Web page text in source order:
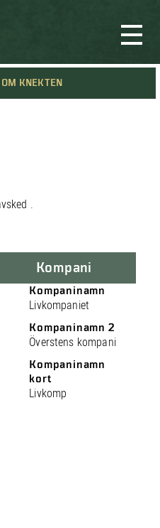
KNEKTEN
.
Kompani
Kompaninamn
Livkompaniet
Kompaninamn 2
Överstens kompani
Kompaninamn
kort
Livkomp